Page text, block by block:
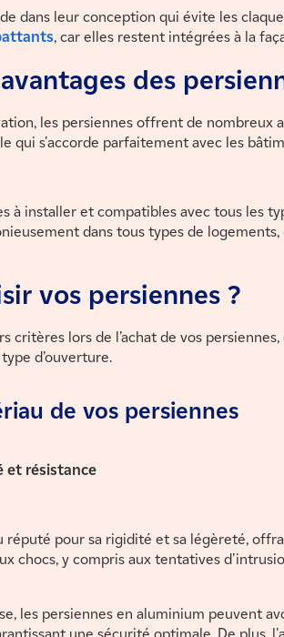
dans leur conception qui évite les
, car elles restent intégrées à la
des
les persiennes offrent de nombreux
qui s'accorde parfaitement avec les
à installer et compatibles avec tous les
dans tous types de
vos persiennes ?
critères lors de l’achat de vos
d’ouverture.
de vos persiennes
et résistance
réputé pour sa rigidité et sa légèreté,
chocs, y compris aux tentatives
les persiennes en aluminium peuvent
une sécurité optimale. De plus,